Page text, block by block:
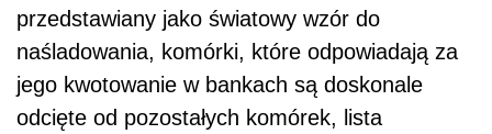
przedstawiany jako światowy wzór do
naśladowania, komórki, które odpowiadają za
jego kwotowanie w bankach są doskonale
odcięte od pozostałych komórek, lista